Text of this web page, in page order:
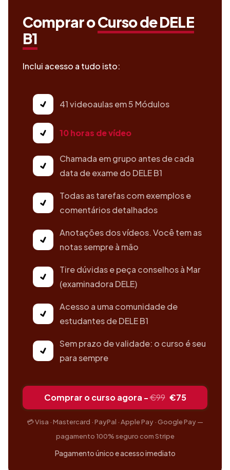
CompraroCurso de DELE
B1
Inclui acesso a tudo isto:
41 videoaulas em 5 Módulos
10 horas de vídeo
Chamada em grupo antes de cada
data de exame do DELE B1
Todas as tarefas com exemplos e
comentários detalhados
Anotações dos vídeos. Você tem as
notas sempre à mão
Tire dúvidas e peça conselhos à Mar
(examinadora DELE)
Acesso a uma comunidade de
estudantes de DELE B1
Sem prazo de validade: o curso é seu
para sempre
Comprar o curso agora -€99 €75
💳 Visa · Mastercard · PayPal · Apple Pay · Google Pay —
pagamento 100% seguro com Stripe
Pagamento único e acesso imediato